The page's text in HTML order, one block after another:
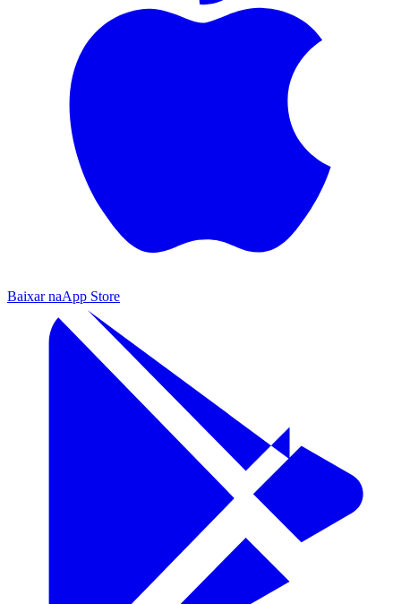
Baixar naApp Store